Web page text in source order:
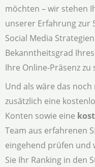
möchten – wir stehen
unserer Erfahrung zur
Social Media
Bekanntheitsgrad
Ihre Online-Präsenz zu
Und als wäre das
zusätzlich eine
Konten sowie eine
Team aus erfahrenen
eingehend prüfen und
Sie Ihr Ranking in den